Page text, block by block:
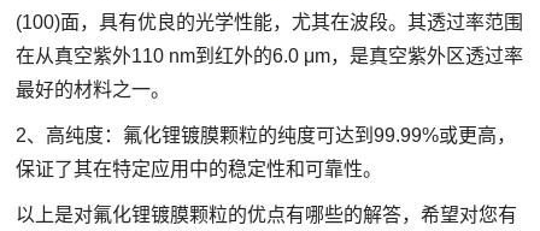
(100)面，具有优良的光学性能，尤其在波段。其透过率范围
在从真空紫外110 nm到红外的6.0 μm，是真空紫外区透过率
最好的材料之一。
2、高纯度： 氟化锂镀膜颗粒的纯度可达到99.99%或更高，
保证了其在特定应用中的稳定性和可靠性。
以上是对氟化锂镀膜颗粒的优点有哪些的解答，希望对您有